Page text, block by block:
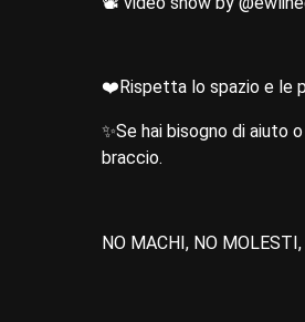
❤️Rispetta lo spazio e le
✨Se hai bisogno di aiuto
braccio.
NO MACHI, NO